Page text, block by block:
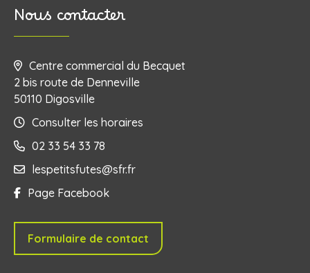
Nous contacter
Centre commercial du Becquet
2 bis route de Denneville
50110 Digosville
Consulter les horaires
02 33 54 33 78
lespetitsfutes@sfr.fr
Page Facebook
Formulaire de contact